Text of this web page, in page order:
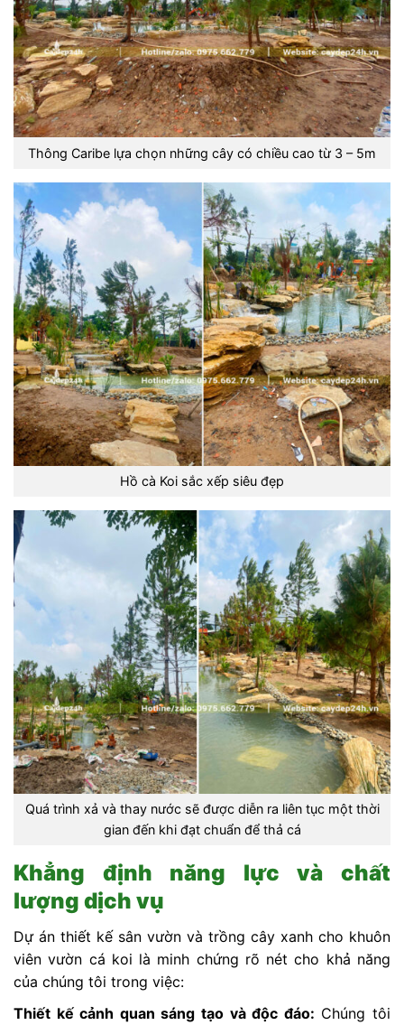
Thông Caribe lựa chọn những cây có chiều cao từ 3 – 5m
Hồ cà Koi sắc xếp siêu đẹp
Quá trình xả và thay nước sẽ được diễn ra liên tục một thời
gian đến khi đạt chuẩn để thả cá
Khẳng định năng lực và chất
lượng dịch vụ
Dự án thiết kế sân vườn và trồng cây xanh cho khuôn
viên vườn cá koi là minh chứng rõ nét cho khả năng
của chúng tôi trong việc:
Thiết kế cảnh quan sáng tạo và độc đáo: Chúng tôi